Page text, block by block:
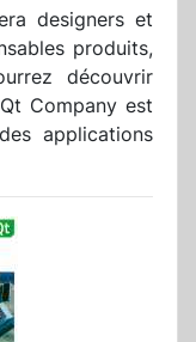
designers et
produits,
découvrir
Company est
applications